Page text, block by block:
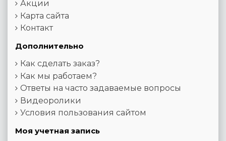
Акции
Карта сайта
Контакт
Дополнительно
Как сделать заказ?
Как мы работаем?
Ответы на часто задаваемые вопросы
Видеоролики
Условия пользования сайтом
Моя учетная запись